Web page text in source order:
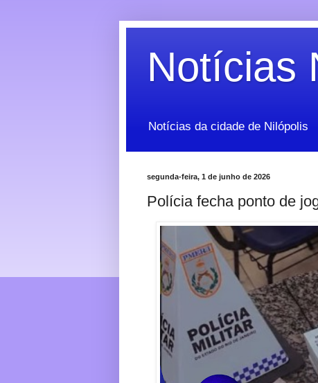
Notícias
Notícias da cidade de Nilópolis
segunda-feira, 1 de junho de 2026
Polícia fecha ponto de